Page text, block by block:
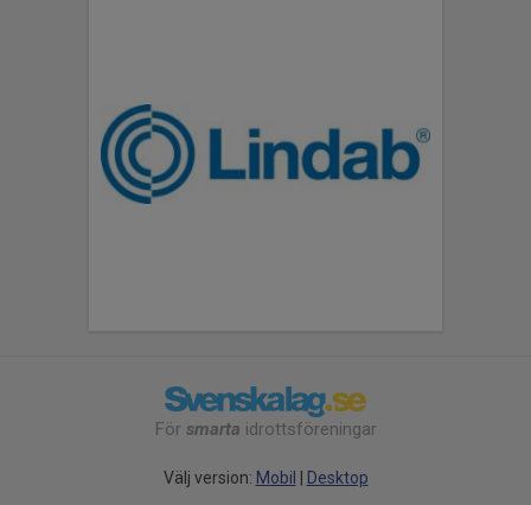
För smarta idrottsföreningar
Välj version: Mobil Desktop